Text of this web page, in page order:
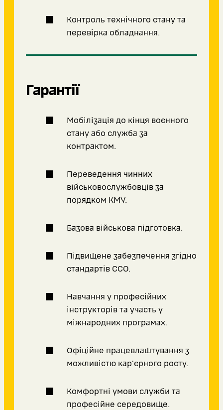
Контроль технічного стану та
перевірка обладнання.
Гарантії
Мобілізація до кінця воєнного
стану або служба за
контрактом.
Переведення чинних
військовослужбовців за
порядком КМУ.
Базова військова підготовка.
Підвищене забезпечення згідно
стандартів ССО.
Навчання у професійних
інструкторів та участь у
міжнародних програмах.
Офіційне працевлаштування з
можливістю кар'єрного росту.
Комфортні умови служби та
професійне середовище.